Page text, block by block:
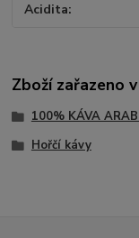
Acidita
Zboží zařazeno
100% KÁVA
Hořčí kávy